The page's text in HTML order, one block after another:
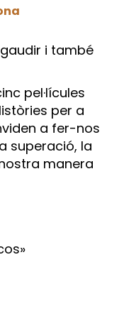
i també
pel·lícules
per a
a fer-nos
superació, la
manera